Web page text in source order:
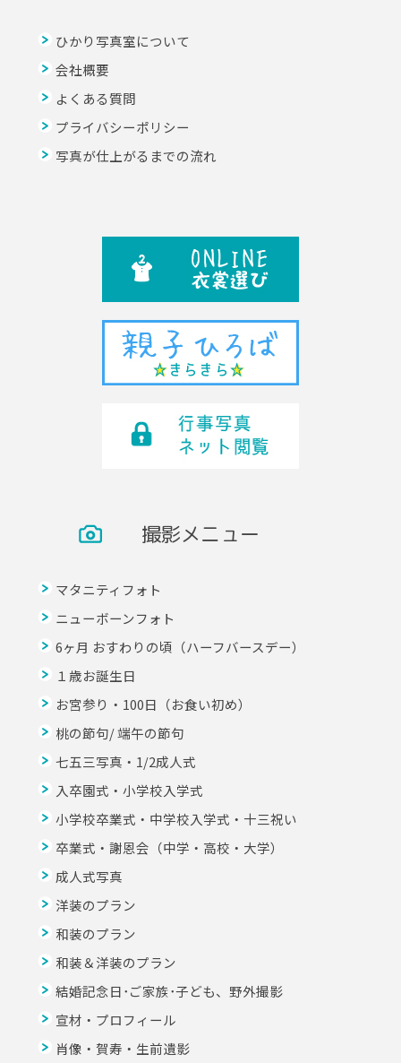
ひかり写真室について
会社概要
よくある質問
プライバシーポリシー
写真が仕上がるまでの流れ
撮影メニュー
マタニティフォト
ニューボーンフォト
6ヶ月 おすわりの頃（ハーフバースデー）
１歳お誕生日
お宮参り・100日（お食い初め）
桃の節句/ 端午の節句
七五三写真・1/2成人式
入卒園式・小学校入学式
小学校卒業式・中学校入学式・十三祝い
卒業式・謝恩会（中学・高校・大学）
成人式写真
洋装のプラン
和装のプラン
和装＆洋装のプラン
結婚記念日･ご家族･子ども、野外撮影
宣材・プロフィール
肖像・賀寿・生前遺影